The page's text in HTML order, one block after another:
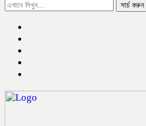
সার্চ করুন